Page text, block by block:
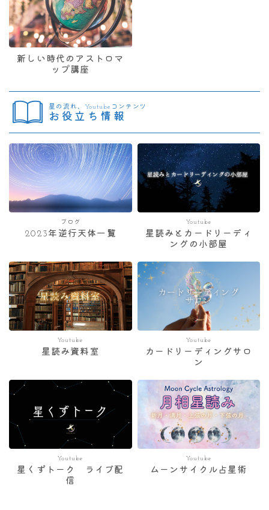
新しい時代のアストロマ
ップ講座
星の流れ、Youtubeコンテンツ
お役立ち情報
ブログ
2023年逆行天体一覧
Youtube
星読みとカードリーディ
ングの小部屋
Youtube
星読み資料室
Youtube
カードリーディングサロ
ン
Youtube
星くずトーク ライブ配
信
Youtube
ムーンサイクル占星術